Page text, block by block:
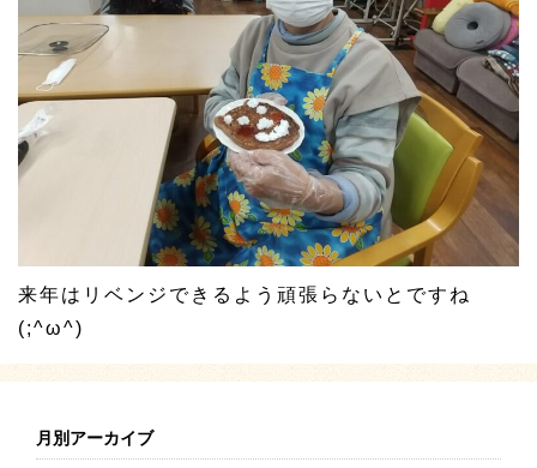
来年はリベンジできるよう頑張らないとですね
(;^ω^)
月別アーカイブ